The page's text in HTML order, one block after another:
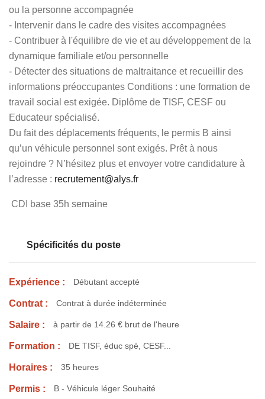
ou la personne accompagnée
- Intervenir dans le cadre des visites accompagnées
- Contribuer à l'équilibre de vie et au développement de la
dynamique familiale et/ou personnelle
- Détecter des situations de maltraitance et recueillir des
informations préoccupantes Conditions : une formation de
travail social est exigée. Diplôme de TISF, CESF ou
Educateur spécialisé.
Du fait des déplacements fréquents, le permis B ainsi
qu’un véhicule personnel sont exigés. Prêt à nous
rejoindre ? N’hésitez plus et envoyer votre candidature à
l’adresse : recrutement@alys.fr
CDI base 35h semaine
Spécificités du poste
Expérience : Débutant accepté
Contrat : Contrat à durée indéterminée
Salaire : à partir de 14.26 € brut de l'heure
Formation : DE TISF, éduc spé, CESF...
Horaires : 35 heures
Permis : B - Véhicule léger Souhaité